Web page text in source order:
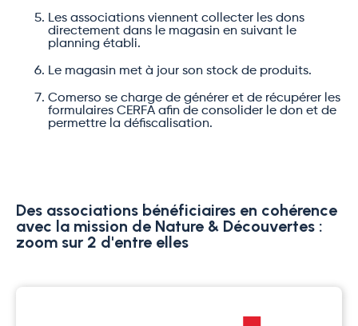
Les associations viennent collecter les dons
directement dans le magasin en suivant le
planning établi.
Le magasin met à jour son stock de produits.
Comerso se charge de générer et de récupérer les
formulaires CERFA afin de consolider le don et de
permettre la défiscalisation.
Des associations bénéficiaires en cohérence
avec la mission de Nature & Découvertes :
zoom sur 2 d'entre elles